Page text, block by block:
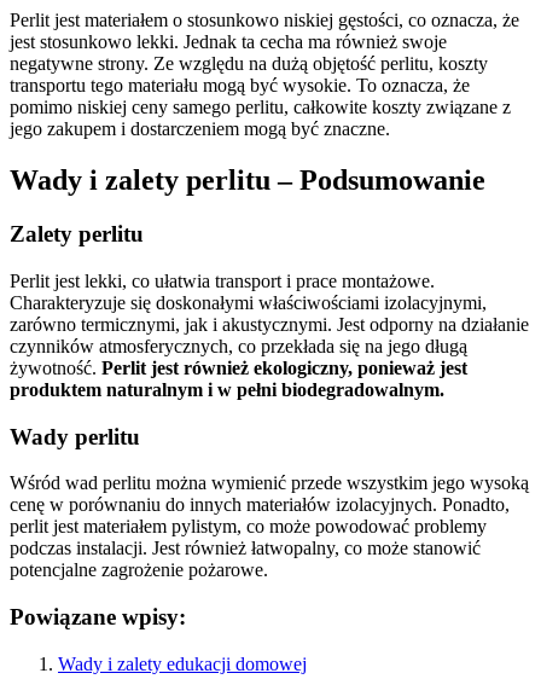
Perlit jest materiałem o stosunkowo niskiej gęstości, co oznacza, że
jest stosunkowo lekki. Jednak ta cecha ma również swoje
negatywne strony. Ze względu na dużą objętość perlitu, koszty
transportu tego materiału mogą być wysokie. To oznacza, że
pomimo niskiej ceny samego perlitu, całkowite koszty związane z
jego zakupem i dostarczeniem mogą być znaczne.
Wady i zalety perlitu – Podsumowanie
Zalety perlitu
Perlit jest lekki, co ułatwia transport i prace montażowe.
Charakteryzuje się doskonałymi właściwościami izolacyjnymi,
zarówno termicznymi, jak i akustycznymi. Jest odporny na działanie
czynników atmosferycznych, co przekłada się na jego długą
żywotność. Perlit jest również ekologiczny, ponieważ jest
produktem naturalnym i w pełni biodegradowalnym.
Wady perlitu
Wśród wad perlitu można wymienić przede wszystkim jego wysoką
cenę w porównaniu do innych materiałów izolacyjnych. Ponadto,
perlit jest materiałem pylistym, co może powodować problemy
podczas instalacji. Jest również łatwopalny, co może stanowić
potencjalne zagrożenie pożarowe.
Powiązane wpisy:
Wady i zalety edukacji domowej